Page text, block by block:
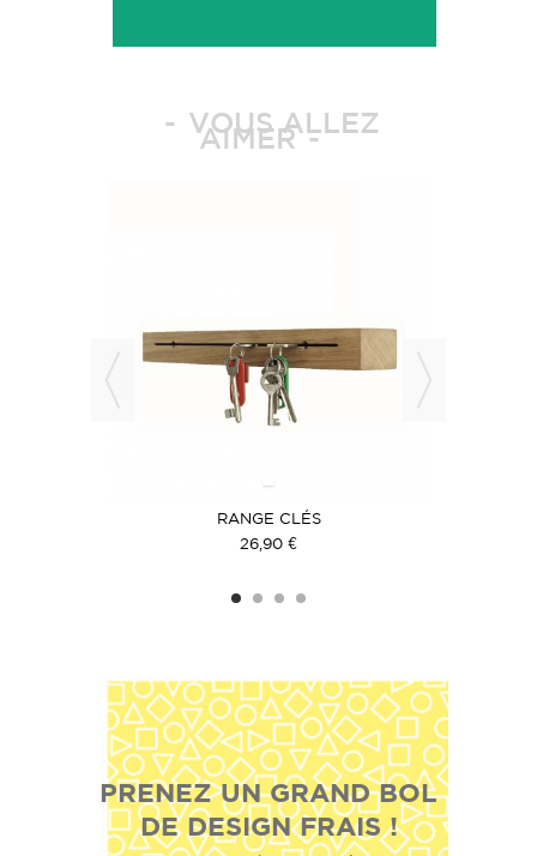
VOUS ALLEZ
AIMER
RANGE CLÉS
26,90 €
PRENEZ UN GRAND BOL
DE DESIGN FRAIS !